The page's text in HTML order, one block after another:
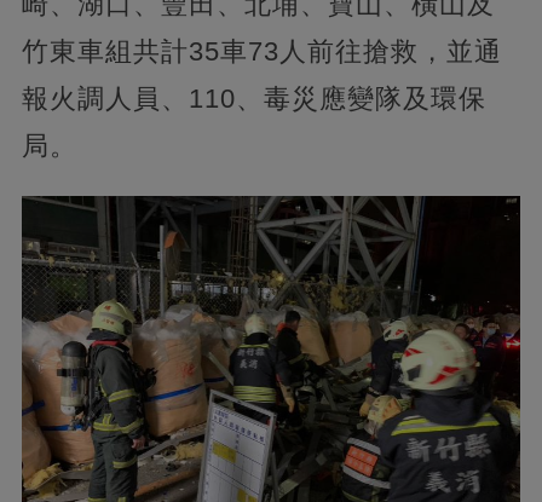
竹東車組共計35車73人前往搶救，並通
報火調人員、110、毒災應變隊及環保
局。